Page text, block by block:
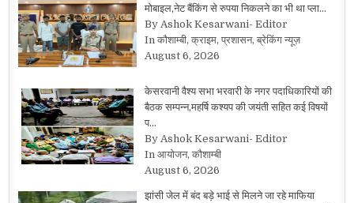
मोबाइल,नेट बैंकिंग से रुपया निकलने का भी था प्ला…
By Ashok Kesarwani- Editor
In कौशाम्बी, क्राइम, प्रशासन, ब्रेकिंग न्यूज़
August 6, 2026
केसरवानी वैश्य सभा भरवारी के नगर पदाधिकारियों की
बैठक सम्पन्न,महर्षि कश्यप की जयंती सहित कई विषयों
प…
By Ashok Kesarwani- Editor
In आयोजन, कौशाम्बी
August 6, 2026
झांसी जेल में बंद बड़े भाई से मिलने जा रहे माफिया